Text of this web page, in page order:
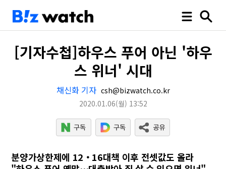
[기자수첩]하우스 푸어 아닌 '하우
스 위너' 시대
채신화 기자 csh@bizwatch.co.kr
2020.01.06(월) 13:52
분양가상한제에 12‧16대책 이후 전셋값도 올라